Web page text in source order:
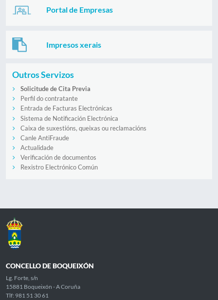
Portal de Empresas
Impresos xerais
Outros Servizos
Solicitude de Cita Previa
Perfil do contratante
Entrada de Facturas Electrónicas
Sistema de Notificación Electrónica
Caixa de suxestións, queixas ou reclamacións
Canle AntiFraude
Actualidade
Verificación de documentos
Rexistro Electrónico Común
CONCELLO DE BOQUEIXÓN
Lg. Forte, s/n
15881 Boqueixón - A Coruña
Tlf: 981 51 30 61